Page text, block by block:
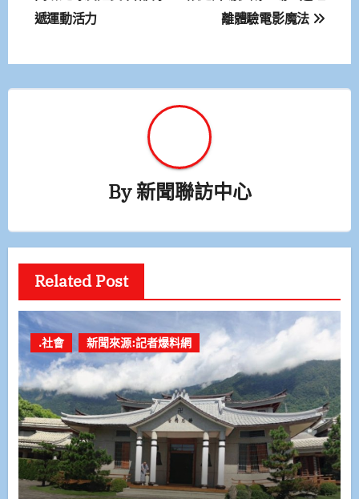
導
覽
遞運動活力
離體驗電影魔法
By新聞聯訪中心
Related Post
.社會 新聞來源:記者爆料網